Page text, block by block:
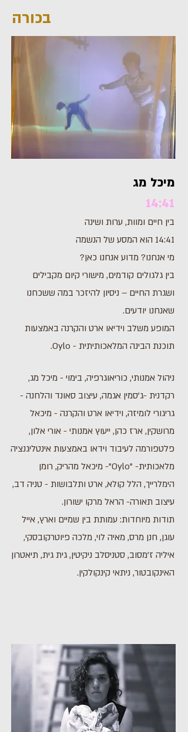
בכורה
מיכל מג
14:41
בין חיים ומוות, ערות ושינה
14:41 הוא המסע של הנשמה
מי אנחנו? מדוע אנחנו כאן?
בין גלגולים קודמים, מישורי קיום מקבילים
ושגרת החיים – ניסיון להיזכר במה ששכחנו
שאנחנו יודעים.
המופע משלב וידיאו ארט והקרנה באמצעות
תוכנת הבינה המלאכותיתית - Oylo.
ניהול אמנותי, כוריאוגרפיה, בימוי - מיכל מג,
רקדנית -ג'סמין אגמה, עיצוב סאונד והלחנה -
גריגורי לומיזה, וידיאו ארט והקרנה - מיכאל
מרושקין, ארז כהן, ייעוץ אמנותי - אורי אלון,
פלטפורמה לעיבוד וידאו באמצעות אינטליגנציה
מלאכותית- "Oylo"- מיכאל מהריק, רומן
הימלרייך, הלל קולא, ארט ותלבושות - טניה דב,
עיצוב תאורה- הראל מרקו ישורון.
תודות מיוחדות: עמותת בין שמיים וארץ, אייל
עוגן, חנן מרס, מאיה לוי, מלכה פיוטרקובסקי,
איליה ז'מסוב, סטניסלב ניקיטין, גית גית, תיאטרון
האינקובטור, ניתאי קינקולקין.